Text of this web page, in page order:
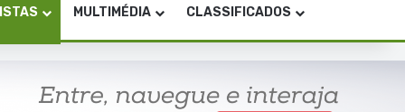
MULTIMÉDIA CLASSIFICADOS